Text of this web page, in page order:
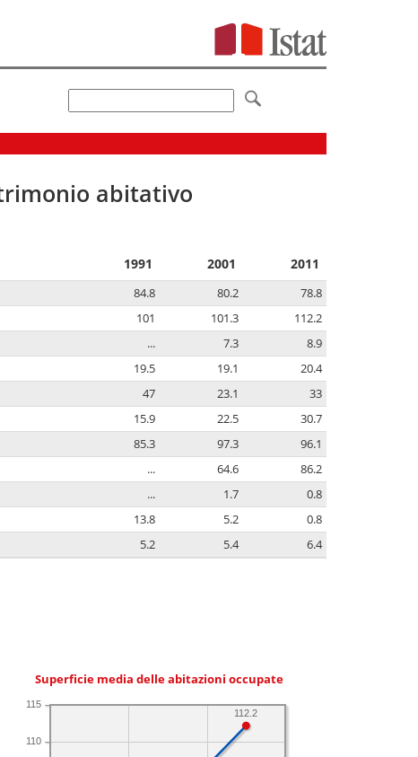
abitativo
1991 2001 2011
84.8 80.2
78.8
101 101.3
112.2
... 7.3
8.9
19.5 19.1
20.4
47 23.1
33
15.9 22.5
30.7
85.3 97.3
96.1
... 64.6
86.2
... 1.7
0.8
13.8 5.2
0.8
5.2 5.4 6.4
Superficie media delle abitazioni occupate
110
115
112.2